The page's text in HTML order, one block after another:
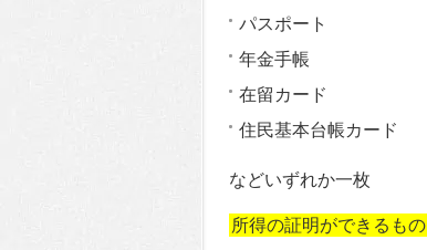
パスポート
年金手帳
在留カード
住民基本台帳カード
などいずれか一枚
所得の証明ができるもの